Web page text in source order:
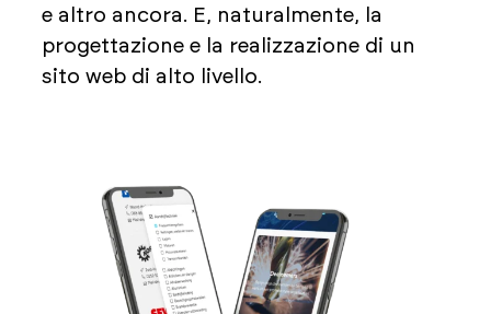
e altro ancora. E, naturalmente, la
progettazione e la realizzazione di un
sito web di alto livello.